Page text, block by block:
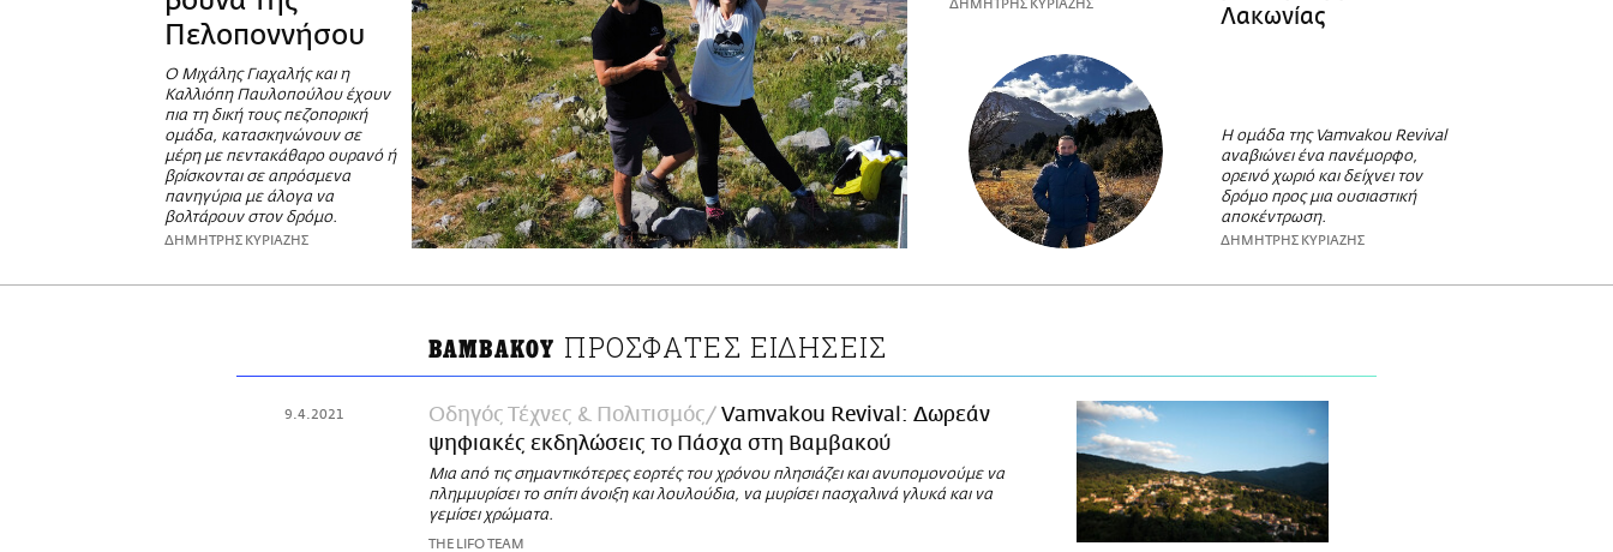
Πελοποννήσου
Ο Μιχάλης Γιαχαλής και η
Καλλιόπη Παυλοπούλου έχουν
πια τη δική τους πεζοπορική
ομάδα, κατασκηνώνουν σε
μέρη με πεντακάθαρο ουρανό ή
βρίσκονται σε απρόσμενα
πανηγύρια με άλογα να
βολτάρουν στον δρόμο.
ΔΗΜΗΤΡΗΣ ΚΥΡΙΑΖΗΣ
ΔΗΜΗΤΡΗΣ ΚΥΡΙΑΖΗΣ
Λακωνίας
Η ομάδα της Vamvakou Revival
αναβιώνει ένα πανέμορφο,
ορεινό χωριό και δείχνει τον
δρόμο προς μια ουσιαστική
αποκέντρωση.
ΔΗΜΗΤΡΗΣ ΚΥΡΙΑΖΗΣ
ΒΑΜΒΑΚΟΥ ΠΡΟΣΦΑΤΕΣ ΕΙΔΗΣΕΙΣ
9.4.2021 Οδηγός Τέχνες & Πολιτισμός
Vamvakou Revival: Δωρεάν
ψηφιακές εκδηλώσεις το Πάσχα στη Βαμβακού
Μια από τις σημαντικότερες εορτές του χρόνου πλησιάζει και ανυπομονούμε να
πλημμυρίσει το σπίτι άνοιξη και λουλούδια, να μυρίσει πασχαλινά γλυκά και να
γεμίσει χρώματα.
THE LIFO TEAM